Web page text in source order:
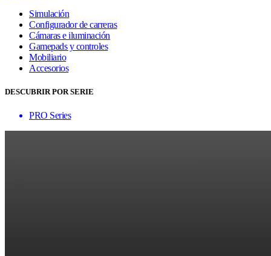
Simulación
Configurador de carreras
Cámaras e iluminación
Gamepads y controles
Mobiliario
Accesorios
DESCUBRIR POR SERIE
PRO Series